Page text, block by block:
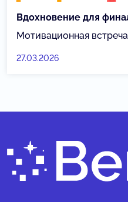
Вдохновение для
Мотивационная
27.03.2026